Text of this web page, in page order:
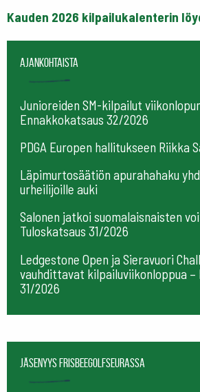
Kauden 2026 kilpailukalenterin
Ajankohtaista
Junioreiden SM-kilpailut
Ennakkokatsaus 32/2026
PDGA Europen hallitukseen Riikka
Läpimurtosäätiön apurahahaku
urheilijoille auki
Salonen jatkoi suomalaisnaisten
Tuloskatsaus 31/2026
Ledgestone Open ja Sieravuori
vauhdittavat kilpailuviikonloppua –
31/2026
Jäsenyys frisbeegolfseurassa